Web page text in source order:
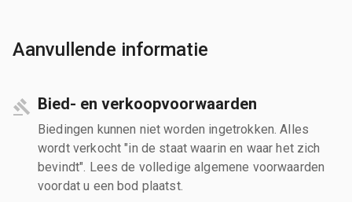
Aanvullende informatie
Bied- en verkoopvoorwaarden
Biedingen kunnen niet worden ingetrokken. Alles
wordt verkocht "in de staat waarin en waar het zich
bevindt". Lees de volledige algemene voorwaarden
voordat u een bod plaatst.